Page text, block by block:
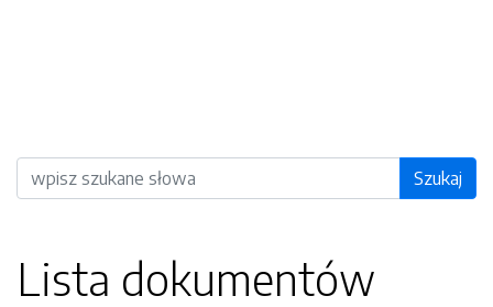
Wyszukiwarka Szukaj
Lista dokumentów